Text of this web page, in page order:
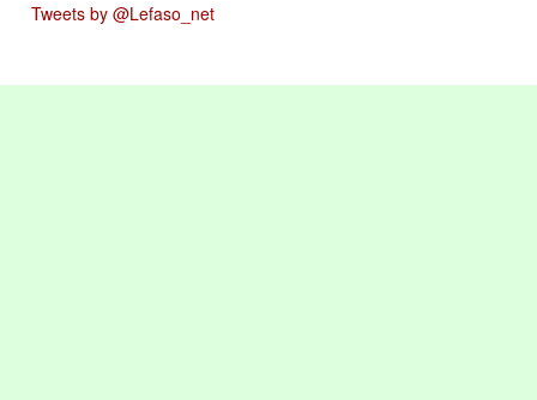
Tweets by @Lefaso_net